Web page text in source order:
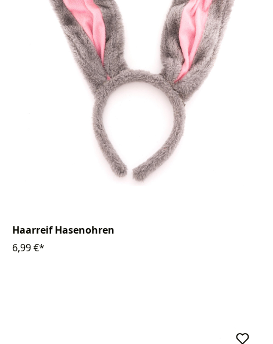
Haarreif Hasenohren
6,99 €*